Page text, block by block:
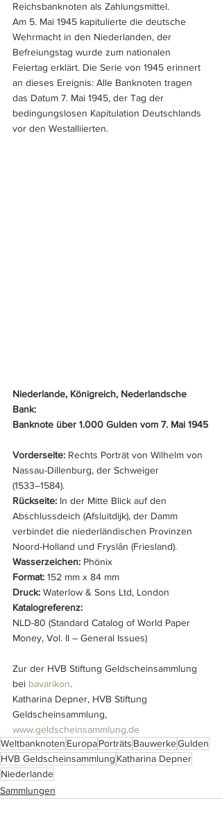
Reichsbanknoten als Zahlungsmittel.
Am 5. Mai 1945 kapitulierte die deutsche
Wehrmacht in den Niederlanden, der
Befreiungstag wurde zum nationalen
Feiertag erklärt. Die Serie von 1945 erinnert
an dieses Ereignis: Alle Banknoten tragen
das Datum 7. Mai 1945, der Tag der
bedingungslosen Kapitulation Deutschlands
vor den Westalliierten.
Niederlande, Königreich, Nederlandsche
Bank:
Banknote über 1.000 Gulden vom 7. Mai 1945
Vorderseite: Rechts Porträt von Wilhelm von
Nassau-Dillenburg, der Schweiger
(1533–1584).
Rückseite: In der Mitte Blick auf den
Abschlussdeich (Afsluitdijk), der Damm
verbindet die niederländischen Provinzen
Noord-Holland und Fryslân (Friesland).
Wasserzeichen: Phönix
Format: 152 mm x 84 mm
Druck: Waterlow & Sons Ltd, London
Katalogreferenz:
NLD-80 (Standard Catalog of World Paper
Money, Vol. II – General Issues)
Zur der HVB Stiftung Geldscheinsammlung
bei bavarikon.
Katharina Depner, HVB Stiftung
Geldscheinsammlung,
www.geldscheinsammlung.de
Weltbanknoten EuropaPorträts BauwerkeGulden
HVB Geldscheinsammlung Katharina Depner
Niederlande
Sammlungen